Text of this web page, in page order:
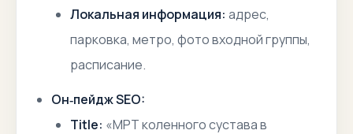
Локальная информация: адрес,
парковка, метро, фото входной группы,
расписание.
Он‑пейдж SEO:
Title: «МРТ коленного сустава в